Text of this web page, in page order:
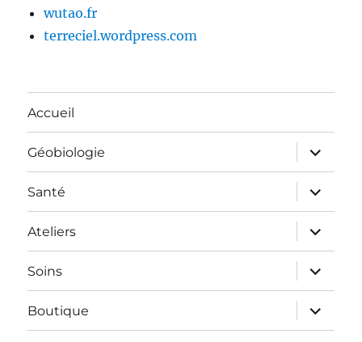
wutao.fr
terreciel.wordpress.com
Accueil
Géobiologie
ouvrir
le
sous-
menu
Santé
ouvrir
le
sous-
menu
Ateliers
ouvrir
le
sous-
menu
Soins
ouvrir
le
sous-
menu
Boutique
ouvrir
le
sous-